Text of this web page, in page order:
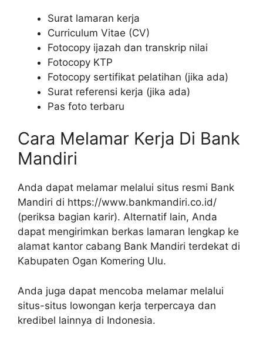
Surat lamaran kerja
Curriculum Vitae (CV)
Fotocopy ijazah dan transkrip nilai
Fotocopy KTP
Fotocopy sertifikat pelatihan (jika ada)
Surat referensi kerja (jika ada)
Pas foto terbaru
Cara Melamar Kerja Di Bank
Mandiri
Anda dapat melamar melalui situs resmi Bank
Mandiri di https://www.bankmandiri.co.id/
(periksa bagian karir). Alternatif lain, Anda
dapat mengirimkan berkas lamaran lengkap ke
alamat kantor cabang Bank Mandiri terdekat di
Kabupaten Ogan Komering Ulu.
Anda juga dapat mencoba melamar melalui
situs-situs lowongan kerja terpercaya dan
kredibel lainnya di Indonesia.